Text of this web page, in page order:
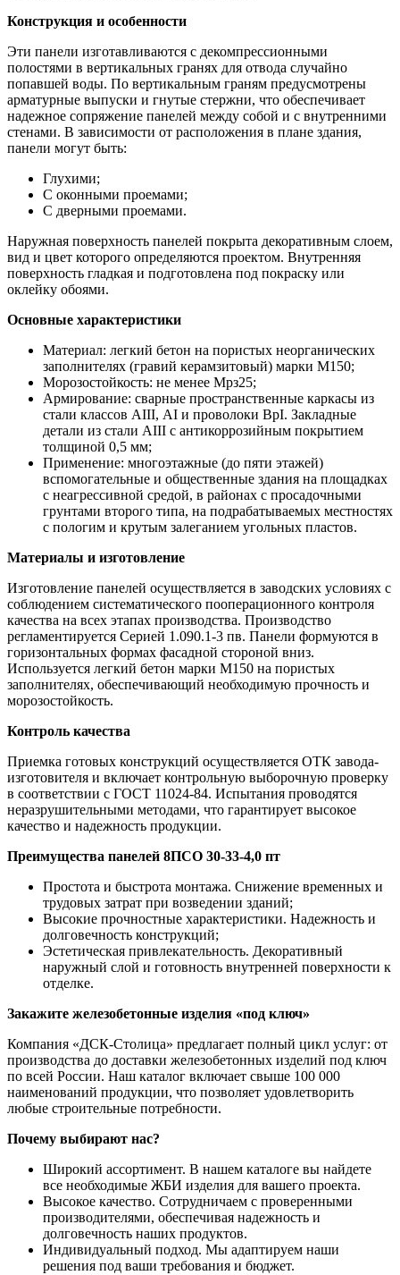
Конструкция и особенности
Эти панели изготавливаются с декомпрессионными
полостями в вертикальных гранях для отвода случайно
попавшей воды. По вертикальным граням предусмотрены
арматурные выпуски и гнутые стержни, что обеспечивает
надежное сопряжение панелей между собой и с внутренними
стенами. В зависимости от расположения в плане здания,
панели могут быть:
Глухими;
С оконными проемами;
С дверными проемами.
Наружная поверхность панелей покрыта декоративным слоем,
вид и цвет которого определяются проектом. Внутренняя
поверхность гладкая и подготовлена под покраску или
оклейку обоями.
Основные характеристики
Материал: легкий бетон на пористых неорганических
заполнителях (гравий керамзитовый) марки М150;
Морозостойкость: не менее Мрз25;
Армирование: сварные пространственные каркасы из
стали классов АIII, АI и проволоки ВрI. Закладные
детали из стали АIII с антикоррозийным покрытием
толщиной 0,5 мм;
Применение: многоэтажные (до пяти этажей)
вспомогательные и общественные здания на площадках
с неагрессивной средой, в районах с просадочными
грунтами второго типа, на подрабатываемых местностях
с пологим и крутым залеганием угольных пластов.
Материалы и изготовление
Изготовление панелей осуществляется в заводских условиях с
соблюдением систематического пооперационного контроля
качества на всех этапах производства. Производство
регламентируется Серией 1.090.1-3 пв. Панели формуются в
горизонтальных формах фасадной стороной вниз.
Используется легкий бетон марки М150 на пористых
заполнителях, обеспечивающий необходимую прочность и
морозостойкость.
Контроль качества
Приемка готовых конструкций осуществляется ОТК завода-
изготовителя и включает контрольную выборочную проверку
в соответствии с ГОСТ 11024-84. Испытания проводятся
неразрушительными методами, что гарантирует высокое
качество и надежность продукции.
Преимущества панелей 8ПСО 30-33-4,0 пт
Простота и быстрота монтажа. Снижение временных и
трудовых затрат при возведении зданий;
Высокие прочностные характеристики. Надежность и
долговечность конструкций;
Эстетическая привлекательность. Декоративный
наружный слой и готовность внутренней поверхности к
отделке.
Закажите железобетонные изделия «под ключ»
Компания «ДСК-Столица» предлагает полный цикл услуг: от
производства до доставки железобетонных изделий под ключ
по всей России. Наш каталог включает свыше 100 000
наименований продукции, что позволяет удовлетворить
любые строительные потребности.
Почему выбирают нас?
Широкий ассортимент. В нашем каталоге вы найдете
все необходимые ЖБИ изделия для вашего проекта.
Высокое качество. Сотрудничаем с проверенными
производителями, обеспечивая надежность и
долговечность наших продуктов.
Индивидуальный подход. Мы адаптируем наши
решения под ваши требования и бюджет.